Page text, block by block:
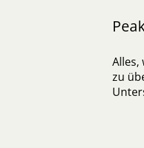
Alles,
zu